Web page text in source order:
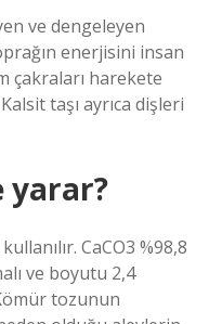
ve dengeleyen
enerjisini insan
çakraları harekete
taşı ayrıca dişleri
yarar?
CaCO3 %98,8
ve boyutu 2,4
tozunun